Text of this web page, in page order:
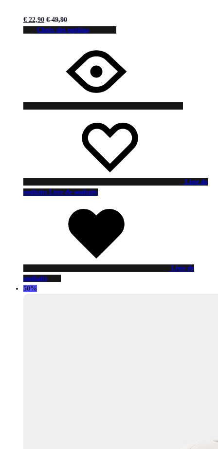
€ 22,90 €49,90
Choix des options
Liste de
souhaits Liste de souhaits
Liste de
souhaits
50%